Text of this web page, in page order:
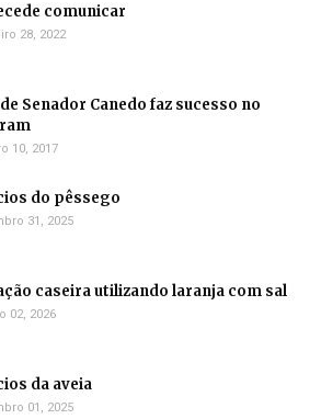
comunicar
28, 2022
Senador Canedo faz sucesso no
10, 2017
do pêssego
31, 2025
caseira utilizando laranja com sal
02, 2026
da aveia
01, 2025